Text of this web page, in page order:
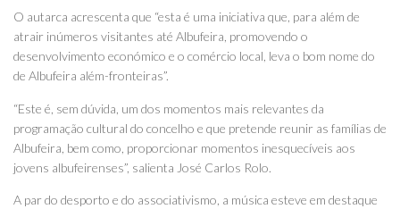
O autarca acrescenta que “esta é uma iniciativa que, para além de
atrair inúmeros visitantes até Albufeira, promovendo o
desenvolvimento económico e o comércio local, leva o bom nome do
de Albufeira além-fronteiras”.
“Este é, sem dúvida, um dos momentos mais relevantes da
programação cultural do concelho e que pretende reunir as famílias de
Albufeira, bem como, proporcionar momentos inesquecíveis aos
jovens albufeirenses”, salienta José Carlos Rolo.
A par do desporto e do associativismo, a música esteve em destaque